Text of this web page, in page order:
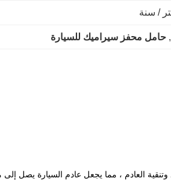
, حامل محفز سيراميك للسيارة